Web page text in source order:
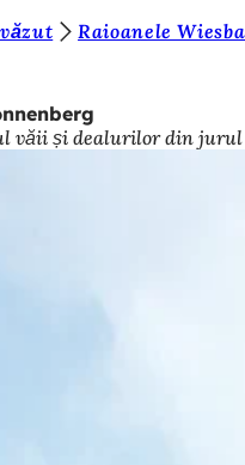
Raioanele
văii și dealurilor din